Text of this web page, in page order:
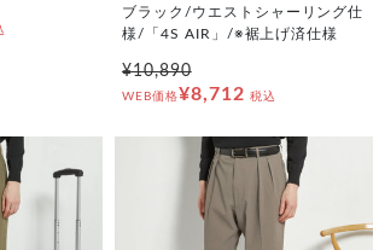
ブラック/ウエストシャーリング仕
様/「4S AIR」/※裾上げ済仕様
¥10,890
WEB価格¥8,712 税込